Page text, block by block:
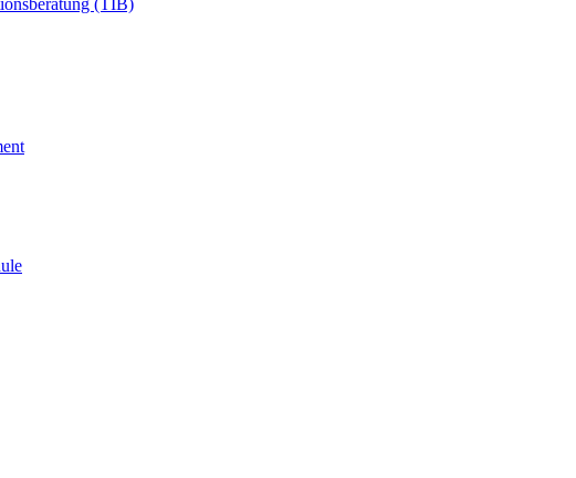
(TIB)